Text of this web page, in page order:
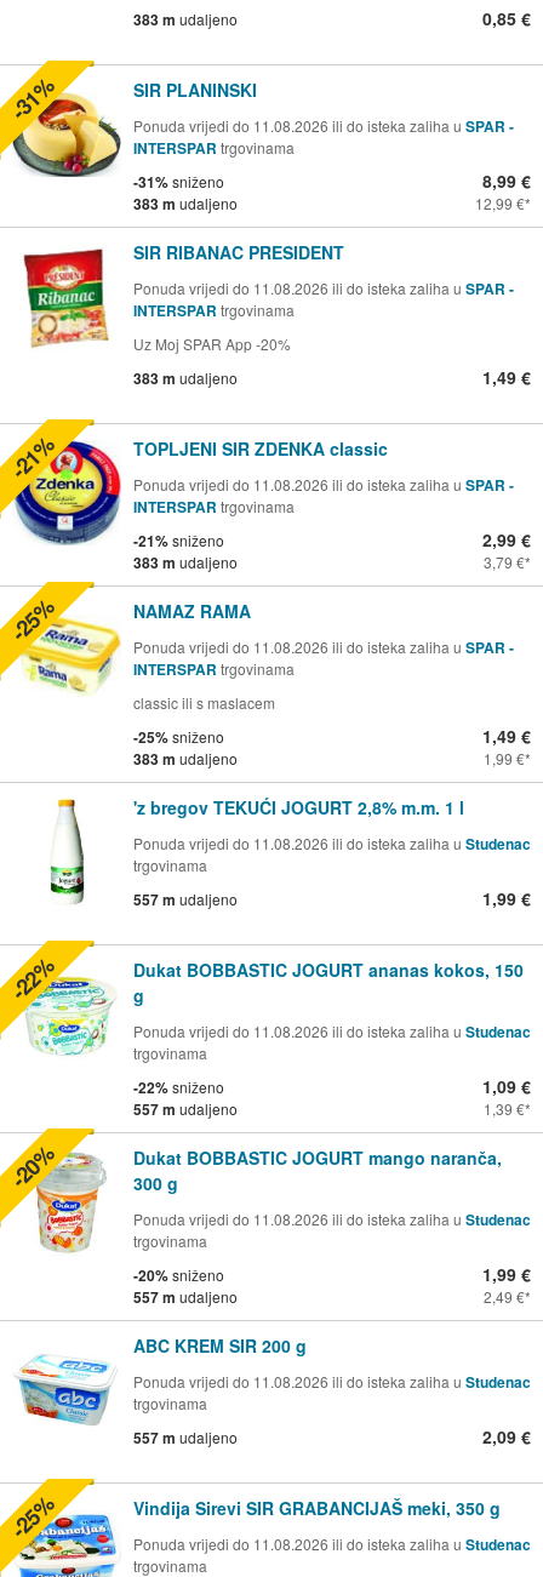
383 m udaljeno 0,85 €
SIR PLANINSKI
Ponuda vrijedi do 11.08.2026 ili do isteka zaliha u SPAR -
INTERSPAR trgovinama
-31%sniženo
383 m udaljeno
8,99 €
12,99 €
-31%
SIR RIBANAC PRESIDENT
Ponuda vrijedi do 11.08.2026 ili do isteka zaliha u SPAR -
INTERSPAR trgovinama
Uz Moj SPAR App -20%
383 m udaljeno 1,49 €
TOPLJENI SIR ZDENKA classic
Ponuda vrijedi do 11.08.2026 ili do isteka zaliha u SPAR -
INTERSPAR trgovinama
-21%sniženo
383 m udaljeno
2,99 €
3,79 €
-21%
NAMAZ RAMA
Ponuda vrijedi do 11.08.2026 ili do isteka zaliha u SPAR -
INTERSPAR trgovinama
classic ili s maslacem
-25%sniženo
383 m udaljeno
1,49 €
1,99 €
-25%
'z bregov TEKUĆI JOGURT 2,8% m.m. 1 l
Ponuda vrijedi do 11.08.2026 ili do isteka zaliha u Studenac
trgovinama
557 m udaljeno 1,99 €
Dukat BOBBASTIC JOGURT ananas kokos, 150
g
Ponuda vrijedi do 11.08.2026 ili do isteka zaliha u Studenac
trgovinama
-22%sniženo
557 m udaljeno
1,09 €
1,39 €
-22%
Dukat BOBBASTIC JOGURT mango naranča,
300 g
Ponuda vrijedi do 11.08.2026 ili do isteka zaliha u Studenac
trgovinama
-20%sniženo
557 m udaljeno
1,99 €
2,49 €
-20%
ABC KREM SIR 200 g
Ponuda vrijedi do 11.08.2026 ili do isteka zaliha u Studenac
trgovinama
557 m udaljeno 2,09 €
Vindija Sirevi SIR GRABANCIJAŠ meki, 350 g
Ponuda vrijedi do 11.08.2026 ili do isteka zaliha u Studenac
trgovinama
-25%